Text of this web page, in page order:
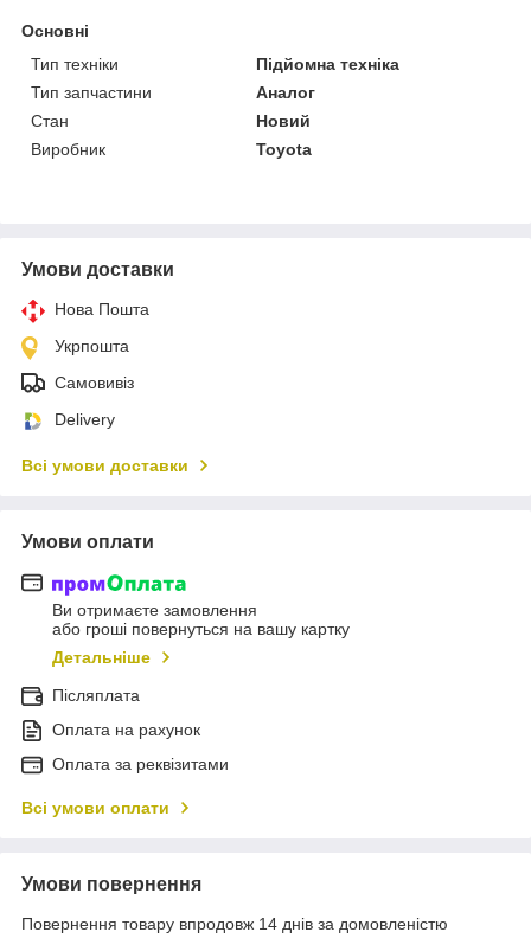
Основні
Тип техніки
Підйомна техніка
Тип запчастини
Аналог
Стан
Новий
Виробник
Toyota
Умови доставки
Нова Пошта
Укрпошта
Самовивіз
Delivery
Всі умови доставки
Умови оплати
Ви отримаєте замовлення
або гроші повернуться на вашу картку
Детальніше
Післяплата
Оплата на рахунок
Оплата за реквізитами
Всі умови оплати
Умови повернення
Повернення товару впродовж 14 днів за домовленістю